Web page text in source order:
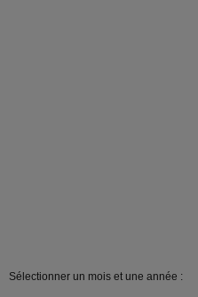
Sélectionner un mois et une année :